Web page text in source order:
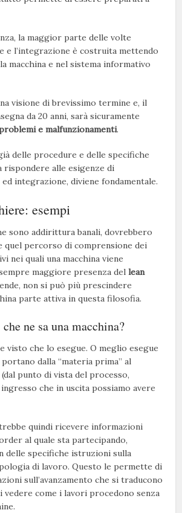
la maggior parte delle volte
e l’integrazione è costruita mettendo
macchina e nel sistema informativo
visione di brevissimo termine e, il
da 20 anni, sarà sicuramente
e malfunzionamenti.
delle procedure e delle specifiche
rispondere alle esigenze di
integrazione, diviene fondamentale.
esempi
sono addirittura banali, dovrebbero
quel percorso di comprensione dei
nei quali una macchina viene
maggiore presenza dellean
non si può più prescindere
parte attiva in questa filosofia.
ne sa una macchina?
visto che lo esegue. O meglio esegue
dalla “materia prima” al
punto di vista del processo,
che in uscita possiamo avere
quindi ricevere informazioni
al quale sta partecipando,
delle specifiche istruzioni sulla
di lavoro. Questo le permette di
sull’avanzamento che si traducono
vedere come i lavori procedono senza